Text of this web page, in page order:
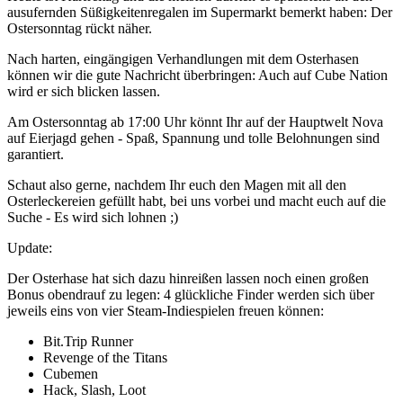
ausufernden Süßigkeitenregalen im Supermarkt bemerkt haben: Der
Ostersonntag rückt näher.
Nach harten, eingängigen Verhandlungen mit dem Osterhasen
können wir die gute Nachricht überbringen: Auch auf Cube Nation
wird er sich blicken lassen.
Am Ostersonntag ab 17:00 Uhr könnt Ihr auf der Hauptwelt Nova
auf Eierjagd gehen - Spaß, Spannung und tolle Belohnungen sind
garantiert.
Schaut also gerne, nachdem Ihr euch den Magen mit all den
Osterleckereien gefüllt habt, bei uns vorbei und macht euch auf die
Suche - Es wird sich lohnen ;)
Update:
Der Osterhase hat sich dazu hinreißen lassen noch einen großen
Bonus obendrauf zu legen: 4 glückliche Finder werden sich über
jeweils eins von vier Steam-Indiespielen freuen können:
Bit.Trip Runner
Revenge of the Titans
Cubemen
Hack, Slash, Loot